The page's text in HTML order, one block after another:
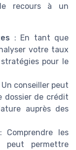
recours à un
: En tant que
votre taux
pour le
Un conseiller peut
dossier de crédit
auprès des
Comprendre les
peut permettre